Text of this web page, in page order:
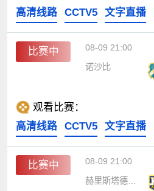
高清线路
CCTV5 文字直播
比赛中 08-09 21:00
诺沙比
观看比赛：
高清线路
CCTV5 文字直播
比赛中 08-09 21:00
赫里斯塔德斯AIF